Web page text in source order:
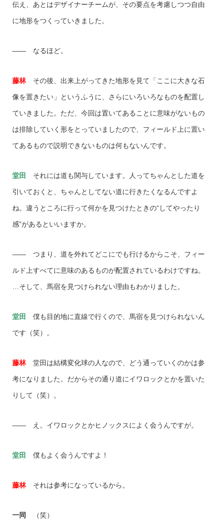
伝え、あとはデザイナーチームが、その要点を考慮しつつ自由
に地形をつくっていきました。
―― なるほど。
藤林 その後、出来上がってきた地形を見て「ここに大きな石
像を置きたい」というふうに、さらにいろいろなものを配置し
ていきました。ただ、今回は置いてあることに意味がないもの
は排除していく形をとっていましたので、フィールド上に置い
てあるもので説明できないものは何もないんです。
堂田 それには道も関与しています。人ってちゃんとした道を
引いておくと、ちゃんとしてない道に行きたくなるんですよ
ね。違うところに行って何かを見つけたときの“してやったり
感”があるといいますか。
―― つまり、道を外れてどこにでも行けるからこそ、フィー
ルド上すべてに意味のあるものが配置されているわけですね。
…そして、馬宿を見つけられない理由もわかりました。
堂田 僕も目的地に直線で行くので、馬宿を見つけられないん
です（笑）。
藤林 堂田は結構変化球の人なので、どう通っていくのかは参
考になりました。だからその通り道にイワロックとかを置いた
りして（笑）。
―― え。イワロックとかヒノックスによく会うんですが。
堂田 僕もよく会うんですよ！
藤林 それは参考になっているから。
一同 （笑）